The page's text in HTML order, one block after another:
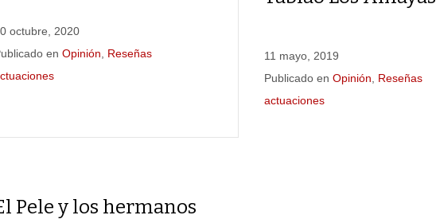
octubre, 2020
enOpinión
Reseñas
11 mayo, 2019
Publicado enOpinión
Reseñas
actuaciones
Pele y los hermanos